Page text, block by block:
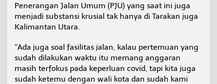
Penerangan Jalan Umum (PJU) yang saat ini juga
menjadi substansi krusial tak hanya di Tarakan juga
Kalimantan Utara.
“Ada juga soal fasilitas jalan, kalau pertemuan yang
sudah dilakukan waktu itu memang anggaran
masih terfokus pada keperluan covid, tapi kita juga
sudah ketemu dengan wali kota dan sudah kami